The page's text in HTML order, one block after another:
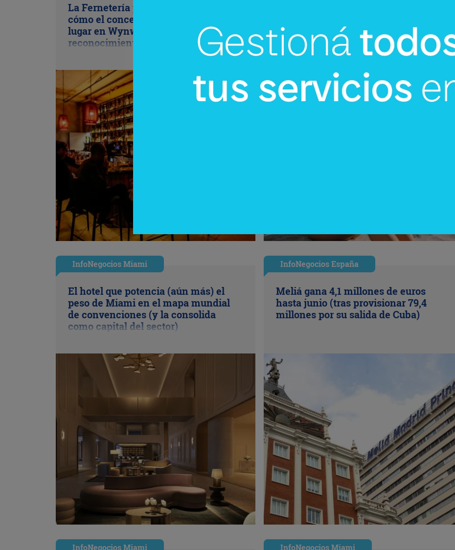
La Fernetería pisa fuerte en Miami:
cómo el concepto porteño se ganó su
lugar en Wynwood (y suma un
reconocimiento clave de Fernet-
turística debería estudiar (+ Miami
Spice)
InfoNegocios Miami
El hotel que potencia (aún más) el
peso de Miami en el mapa mundial
de convenciones (y la consolida
como capital del sector)
InfoNegocios España
Meliá gana 4,1 millones de euros
hasta junio (tras provisionar 79,4
millones por su salida de Cuba)
InfoNegocios Miami InfoNegocios Miami